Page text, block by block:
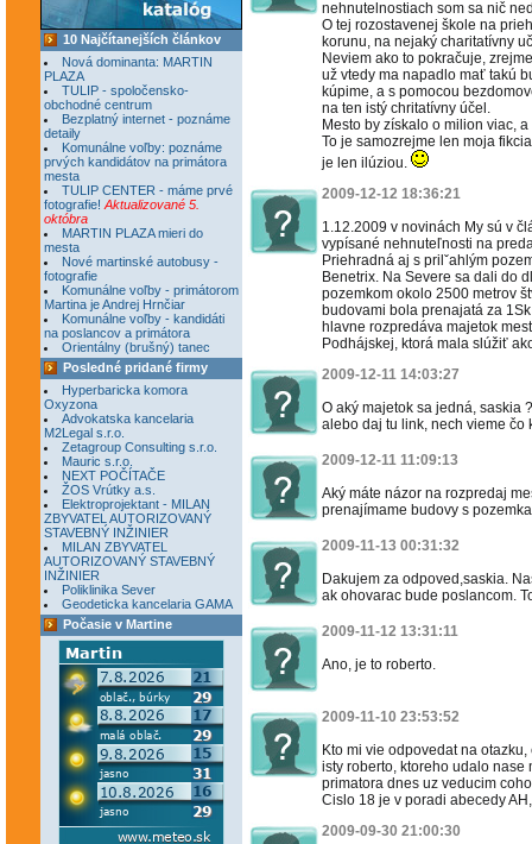
10 Najčítanejších článkov
Nová dominanta: MARTIN
PLAZA
TULIP - spoločensko-
obchodné centrum
Bezplatný internet - poznáme
detaily
Komunálne voľby: poznáme
prvých kandidátov na primátora
mesta
TULIP CENTER - máme prvé
fotografie! Aktualizované 5.
októbra
MARTIN PLAZA mieri do
mesta
Nové martinské autobusy -
fotografie
Komunálne voľby - primátorom
Martina je Andrej Hrnčiar
Komunálne voľby - kandidáti
na poslancov a primátora
Orientálny (brušný) tanec
Posledné pridané firmy
Hyperbaricka komora
Oxyzona
Advokatska kancelaria
M2Legal s.r.o.
Zetagroup Consulting s.r.o.
Mauric s.r.o.
NEXT POČÍTAČE
ŽOS Vrútky a.s.
Elektroprojektant - MILAN
ZBYVATEL AUTORIZOVANÝ
STAVEBNÝ INŽINIER
MILAN ZBYVATEL
AUTORIZOVANÝ STAVEBNÝ
INŽINIER
Poliklinika Sever
Geodeticka kancelaria GAMA
Počasie v Martine
nehnutelnostiach som sa nič
O tej rozostavenej škole na
korunu, na nejaký charitatívny
Neviem ako to pokračuje,
už vtedy ma napadlo mať takú
kúpime, a s pomocou
na ten istý chritatívny účel.
Mesto by získalo o milion viac,
To je samozrejme len moja
je len ilúziou.
2009-12-12 18:36:21
1.12.2009 v novinách My sú v
vypísané nehnuteľnosti na
Priehradná aj s prilˇahlým
Benetrix. Na Severe sa dali do
pozemkom okolo 2500 metrov
budovami bola prenajatá za
hlavne rozpredáva majetok
Podhájskej, ktorá mala slúžiť
2009-12-11 14:03:27
O aký majetok sa jedná, saskia ?
alebo daj tu link, nech vieme čo
2009-12-11 11:09:13
Aký máte názor na rozpredaj
prenajímame budovy s
2009-11-13 00:31:32
Dakujem za odpoved,saskia.
ak ohovarac bude poslancom.
2009-11-12 13:31:11
Ano, je to roberto.
2009-11-10 23:53:52
Kto mi vie odpovedat na
isty roberto, ktoreho udalo nase
primatora dnes uz veducim
Cislo 18 je v poradi abecedy
2009-09-30 21:00:30